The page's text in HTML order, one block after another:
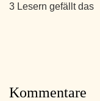
3 Lesern gefällt das
Kommentare